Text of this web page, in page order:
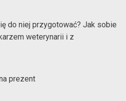
do niej przygotować? Jak sobie
weterynarii i z
prezent